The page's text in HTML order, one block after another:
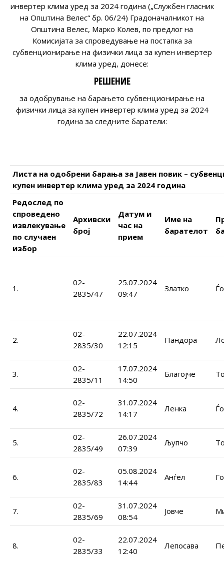
инвертер клима уред за 2024 година („Службен гласник
на Општина Велес“ бр. 06/24) Градоначалникот на
Општина Велес, Марко Колев, по предлог на
Комисијата за спроведување на постапка за
субвенционирање на физички лица за купен инвертер
клима уред, донесе:
РЕШЕНИЕ
за одобрување на барањето субвенционирање на
физички лица за купен инвертер клима уред за 2024
година за следните баратели:
Листа на одобрени барања за Јавен повик –
купен инвертер клима уред за 2024 година
Редослед по
спроведено
извлекување
по случаен
избор
Архивски
број
Датум и
час на
прием
Име на
барателот
1.
02-
2835/47
25.07.2024
09:47
Златко
2.
02-
2835/30
22.07.2024
12:15
Пандора
3.
02-
2835/11
17.07.2024
14:50
Благојче
4.
02-
2835/72
31.07.2024
14:17
Ленка
5.
02-
2835/49
26.07.2024
07:39
Љупчо
6.
02-
2835/83
05.08.2024
14:44
Анѓел
7.
02-
2835/69
31.07.2024
08:54
Јовче
8.
02-
2835/33
22.07.2024
12:40
Лепосава